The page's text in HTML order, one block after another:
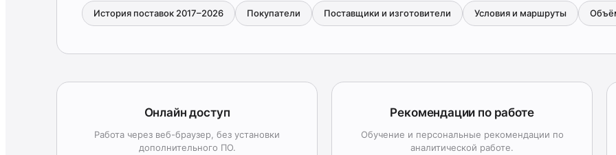
История поставок 2017–2026 Покупатели Поставщики и изготовители Условия и маршруты
Онлайн доступ
Работа через веб-браузер, без установки
дополнительного ПО.
Рекомендации по работе
Обучение и персональные рекомендации по
аналитической работе.